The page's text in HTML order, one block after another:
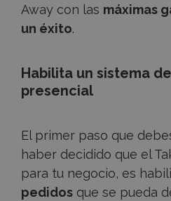
Away con las máximas
un éxito.
Habilita un sistema
presencial
El primer paso que
haber decidido que el
para tu negocio, es
pedidos que se pueda